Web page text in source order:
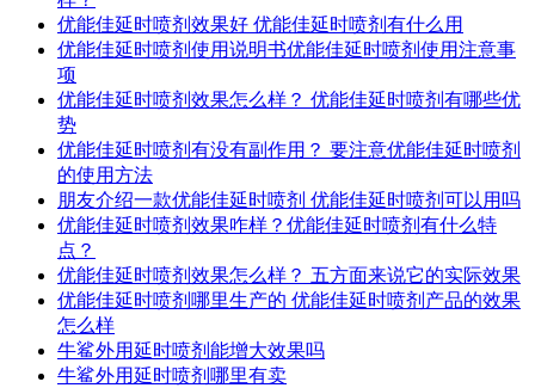
优能佳延时喷剂效果好 优能佳延时喷剂有什么用
优能佳延时喷剂使用说明书优能佳延时喷剂使用注意事
项
优能佳延时喷剂效果怎么样？ 优能佳延时喷剂有哪些优
势
优能佳延时喷剂有没有副作用？ 要注意优能佳延时喷剂
的使用方法
朋友介绍一款优能佳延时喷剂 优能佳延时喷剂可以用吗
优能佳延时喷剂效果咋样？优能佳延时喷剂有什么特
点？
优能佳延时喷剂效果怎么样？ 五方面来说它的实际效果
优能佳延时喷剂哪里生产的 优能佳延时喷剂产品的效果
怎么样
牛鲨外用延时喷剂能增大效果吗
牛鲨外用延时喷剂哪里有卖